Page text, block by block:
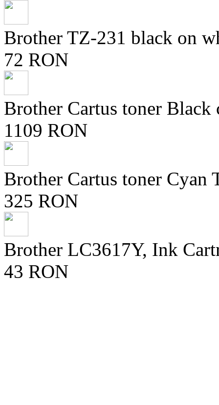
Brother TZ-231 black on
72 RON
Brother Cartus toner
1109 RON
Brother Cartus toner
325 RON
Brother LC3617Y, Ink
43 RON